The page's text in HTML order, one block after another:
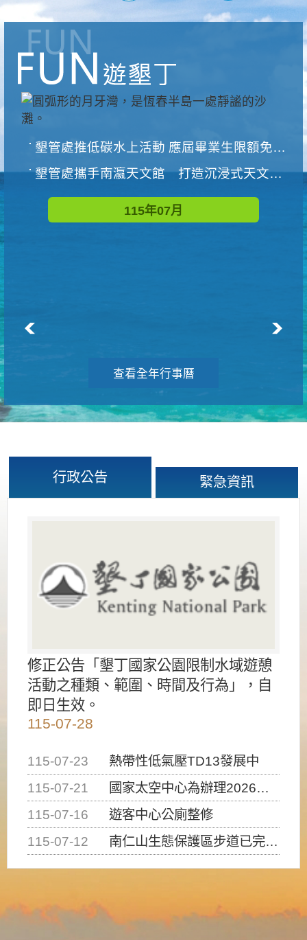
墾管處推低碳水上活動 應屆畢業生限額免費參加
墾管處攜手南瀛天文館 打造沉浸式天文探索營隊
115年07月
查看全年行事曆
行政公告 緊急資訊
修正公告「墾丁國家公園限制水域遊憩
活動之種類、範圍、時間及行為」，自
即日生效。
115-07-28
115-07-23
熱帶性低氣壓TD13發展中
115-07-21
國家太空中心為辦理2026台灣盃火箭競賽，陸、海、空域警戒及協調相關事宜，因颱風備案事宜
115-07-16
遊客中心公廁整修
115-07-12
南仁山生態保護區步道已完成修復，自115年7月13日（星期一）起恢復開放入園，歡迎民眾依規定申請入園....